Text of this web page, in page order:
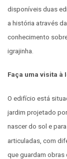
disponíveis duas
a história através
conhecimento
igrajinha.
Faça uma visita à
O edifício está
jardim projetado
nascer do sol e para
articuladas, com
que guardam